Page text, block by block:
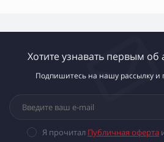
Хотите узнавать первым об
Подпишитесь на нашу рассылку и
Я прочитал Публичная оферта